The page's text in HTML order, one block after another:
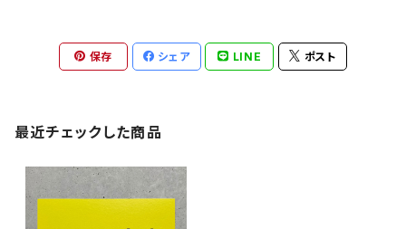
保存 シェア LINE ポスト
最近チェックした商品